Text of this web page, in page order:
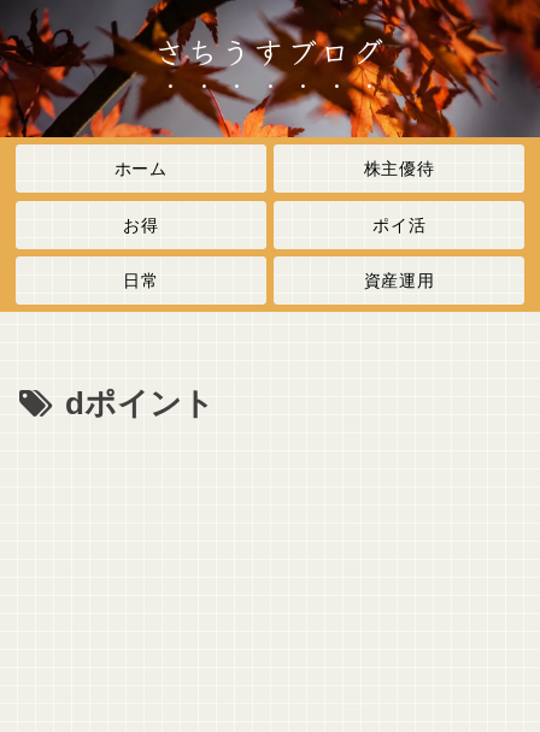
さちうすブログ
ホーム 株主優待
お得 ポイ活
日常 資産運用
dポイント